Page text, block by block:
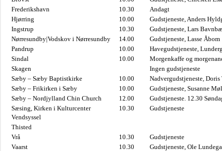
Frederikshavn
10.30
Andagt
Hjørring
10.00
Gudstjeneste, Anders
Ingstrup
10.30
Gudstjeneste, Lars
Nørresundby|Vodskov i Nørresundby
14.00
Gudstjeneste, Lasse Åbom
Pandrup
10.00
Havegudstjeneste,
Sindal
10.00
Morgenkaffe og
Skagen
Ingen gudstjeneste
Sæby – Sæby Baptistkirke
10.00
Nadvergudstjeneste,
Sæby – Frikirken i Sæby
10.00
Gudstjeneste, Susanne
Sæby – Nordjylland Chin Church
12.00
Gudstjeneste. 12.30
Sæsing, Kirken i Kulturcenter
Vendsyssel
10.30 Gudstjeneste
Thisted
Vrå
10.30
Gudstjeneste
Vaarst
10.30
Gudstjeneste, Ole